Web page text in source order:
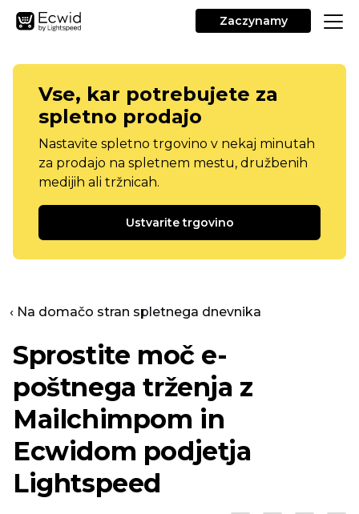
Zaczynamy
Vse, kar potrebujete za
spletno prodajo
Nastavite spletno trgovino v nekaj minutah
za prodajo na spletnem mestu, družbenih
medijih ali tržnicah.
Ustvarite trgovino
‹ Na domačo stran spletnega dnevnika
Sprostite moč e-
poštnega trženja z
Mailchimpom in
Ecwidom podjetja
Lightspeed